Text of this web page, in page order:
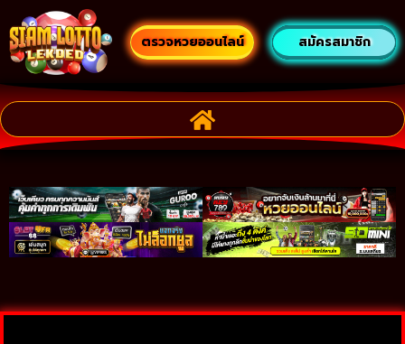
ตรวจหวยออนไลน์ สมัครสมาชิก